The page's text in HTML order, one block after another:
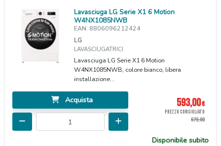
Lavasciuga LG Serie X1 6 Motion
W4NX1085NWB
EAN: 8806096212424
LG
LAVASCIUGATRICI
Lavasciuga LG Serie X1 6 Motion
W4NX1085NWB, colore bianco, libera
installazione...
Acquista 593,00€
PREZZO CONSIGLIATO
679,00
Disponibile subito